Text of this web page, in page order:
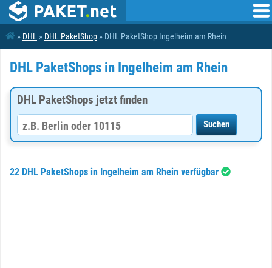
» DHL » DHL PaketShop » DHL PaketShop Ingelheim am Rhein
DHL PaketShops in Ingelheim am Rhein
DHL PaketShops jetzt finden
22 DHL PaketShops in Ingelheim am Rhein verfügbar